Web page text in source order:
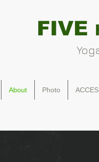
FIVE
About Photo